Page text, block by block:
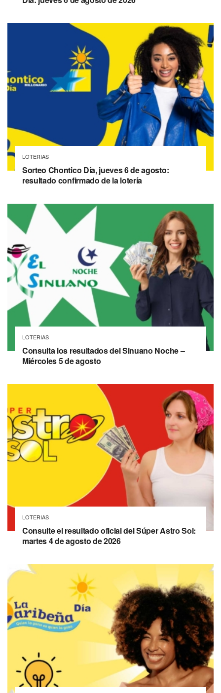
LOTERIAS
Sorteo Chontico Día, jueves 6 de agosto:
resultado confirmado de la lotería
LOTERIAS
Consulta los resultados del Sinuano Noche –
Miércoles 5 de agosto
LOTERIAS
Consulte el resultado oficial del Súper Astro Sol:
martes 4 de agosto de 2026